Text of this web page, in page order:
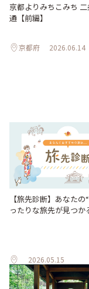
京都よりみちこみち
通【前編】
京都府 2026.06.14
【旅先診断】あなたの
ったりな旅先が見つか
2026.05.15